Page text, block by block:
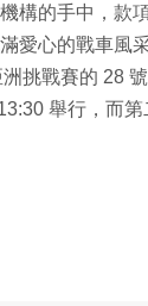
構的手中，款
愛心的戰車風
挑戰賽的 28
舉行，而